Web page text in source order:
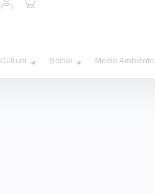
a
carrito
Cultura Social Medio Ambiente